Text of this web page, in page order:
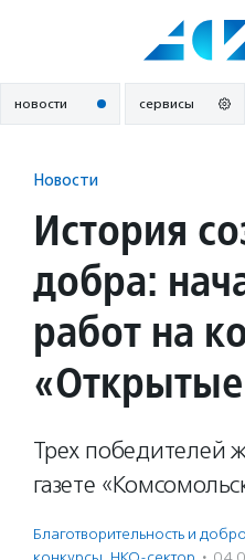
новости сервисы
Новости
История
добра:
работ на
Трех победителей
газете
Благотвори­тель­ность и